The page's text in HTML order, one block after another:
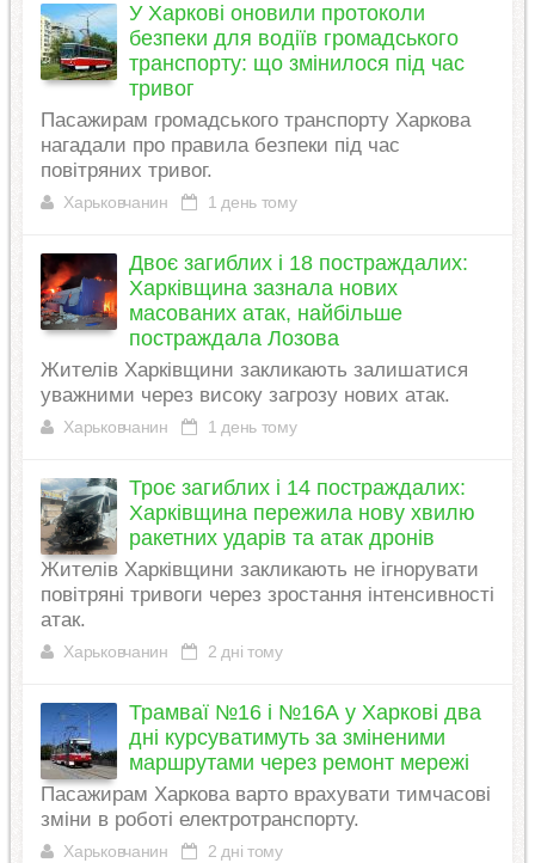
У Харкові оновили протоколи
безпеки для водіїв громадського
транспорту: що змінилося під час
тривог
Пасажирам громадського транспорту Харкова
нагадали про правила безпеки під час
повітряних тривог.
Харьковчанин 1 день тому
Двоє загиблих і 18 постраждалих:
Харківщина зазнала нових
масованих атак, найбільше
постраждала Лозова
Жителів Харківщини закликають залишатися
уважними через високу загрозу нових атак.
Харьковчанин 1 день тому
Троє загиблих і 14 постраждалих:
Харківщина пережила нову хвилю
ракетних ударів та атак дронів
Жителів Харківщини закликають не ігнорувати
повітряні тривоги через зростання інтенсивності
атак.
Харьковчанин 2 дні тому
Трамваї №16 і №16А у Харкові два
дні курсуватимуть за зміненими
маршрутами через ремонт мережі
Пасажирам Харкова варто врахувати тимчасові
зміни в роботі електротранспорту.
Харьковчанин 2 дні тому